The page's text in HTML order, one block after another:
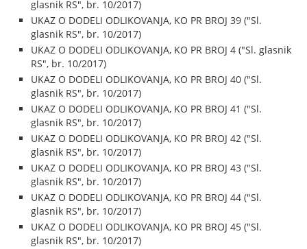
glasnik RS", br. 10/2017)
UKAZ O DODELI ODLIKOVANJA, KO PR BROJ 39 ("Sl.
glasnik RS", br. 10/2017)
UKAZ O DODELI ODLIKOVANJA, KO PR BROJ 4 ("Sl. glasnik
RS", br. 10/2017)
UKAZ O DODELI ODLIKOVANJA, KO PR BROJ 40 ("Sl.
glasnik RS", br. 10/2017)
UKAZ O DODELI ODLIKOVANJA, KO PR BROJ 41 ("Sl.
glasnik RS", br. 10/2017)
UKAZ O DODELI ODLIKOVANJA, KO PR BROJ 42 ("Sl.
glasnik RS", br. 10/2017)
UKAZ O DODELI ODLIKOVANJA, KO PR BROJ 43 ("Sl.
glasnik RS", br. 10/2017)
UKAZ O DODELI ODLIKOVANJA, KO PR BROJ 44 ("Sl.
glasnik RS", br. 10/2017)
UKAZ O DODELI ODLIKOVANJA, KO PR BROJ 45 ("Sl.
glasnik RS", br. 10/2017)